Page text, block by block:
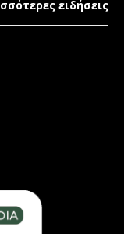
ειδήσεις